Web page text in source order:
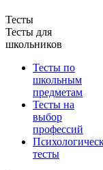
Тесты
Тесты для
школьников
Тесты по
школьным
предметам
Тесты на
выбор
профессий
тесты